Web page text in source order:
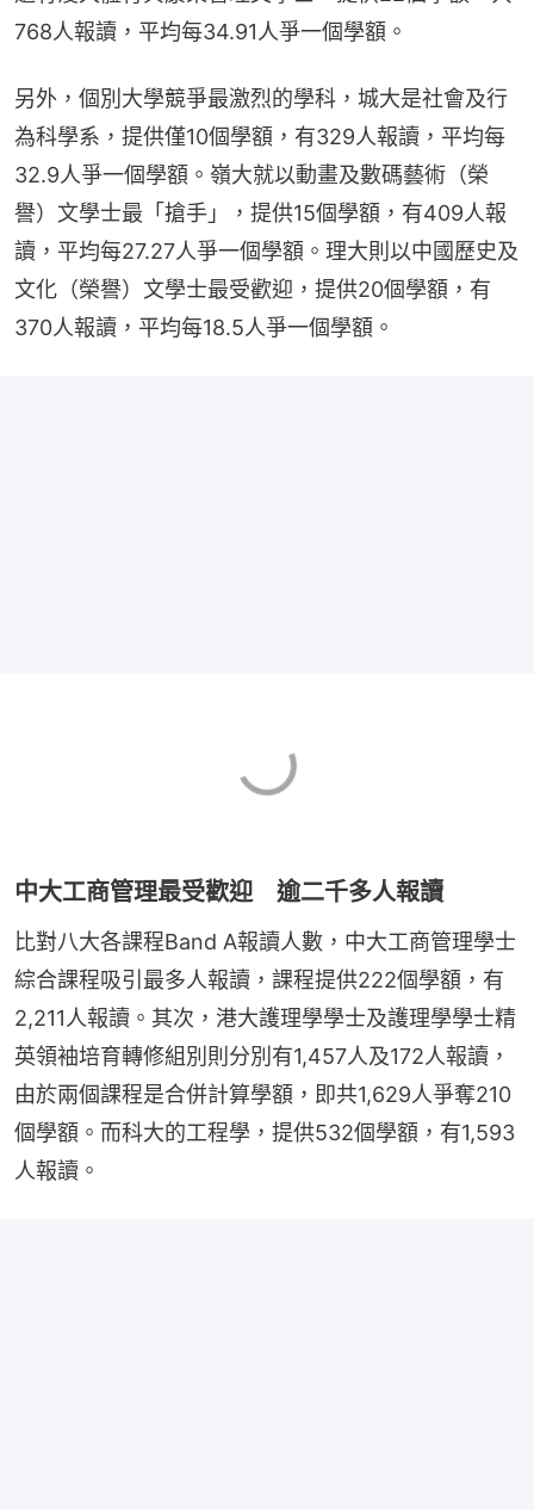
768人報讀，平均每34.91人爭一個學額。
另外，個別大學競爭最激烈的學科，城大是社會及行
為科學系，提供僅10個學額，有329人報讀，平均每
32.9人爭一個學額。嶺大就以動畫及數碼藝術（榮
譽）文學士最「搶手」，提供15個學額，有409人報
讀，平均每27.27人爭一個學額。理大則以中國歷史及
文化（榮譽）文學士最受歡迎，提供20個學額，有
370人報讀，平均每18.5人爭一個學額。
中大工商管理最受歡迎 逾二千多人報讀
比對八大各課程Band A報讀人數，中大工商管理學士
綜合課程吸引最多人報讀，課程提供222個學額，有
2,211人報讀。其次，港大護理學學士及護理學學士精
英領袖培育轉修組別則分別有1,457人及172人報讀，
由於兩個課程是合併計算學額，即共1,629人爭奪210
個學額。而科大的工程學，提供532個學額，有1,593
人報讀。